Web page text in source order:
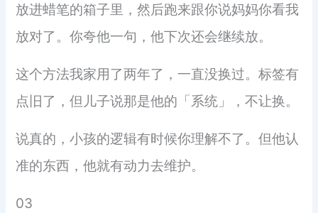
放进蜡笔的箱子里，然后跑来跟你说妈妈你看我
放对了。你夸他一句，他下次还会继续放。
这个方法我家用了两年了，一直没换过。标签有
点旧了，但儿子说那是他的「系统」，不让换。
说真的，小孩的逻辑有时候你理解不了。但他认
准的东西，他就有动力去维护。
03